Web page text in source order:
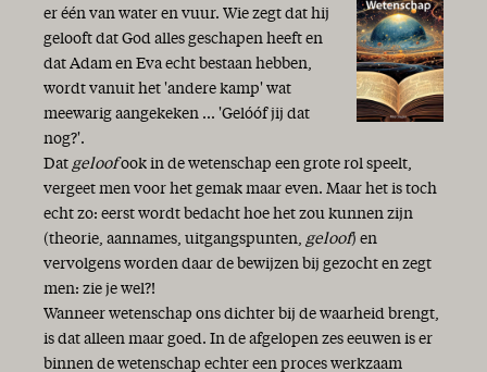
er één van water en vuur. Wie zegt dat hij
gelooft dat God alles geschapen heeft en
dat Adam en Eva echt bestaan hebben,
wordt vanuit het 'andere kamp' wat
meewarig aangekeken ... 'Gelóóf jij dat
nog?'.
Dat geloofook in de wetenschap een grote rol speelt,
vergeet men voor het gemak maar even. Maar het is toch
echt zo: eerst wordt bedacht hoe het zou kunnen zijn
(theorie, aannames, uitgangspunten, geloof) en
vervolgens worden daar de bewijzen bij gezocht en zegt
men: zie je wel?!
Wanneer wetenschap ons dichter bij de waarheid brengt,
is dat alleen maar goed. In de afgelopen zes eeuwen is er
binnen de wetenschap echter een proces werkzaam